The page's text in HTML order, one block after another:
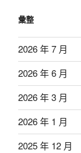
彙整
2026 年 7 月
2026 年 6 月
2026 年 3 月
2026 年 1 月
2025 年 12 月